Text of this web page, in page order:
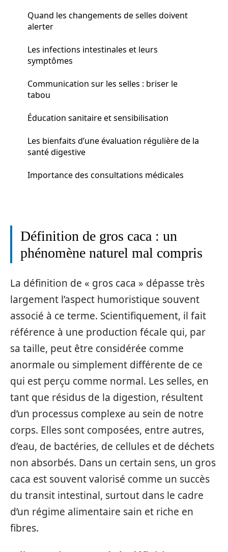
Quand les changements de selles doivent
alerter
Les infections intestinales et leurs
symptômes
Communication sur les selles : briser le
tabou
Éducation sanitaire et sensibilisation
Les bienfaits d’une évaluation régulière de la
santé digestive
Importance des consultations médicales
Définition de gros caca : un
phénomène naturel mal compris
La définition de « gros caca » dépasse très
largement l’aspect humoristique souvent
associé à ce terme. Scientifiquement, il fait
référence à une production fécale qui, par
sa taille, peut être considérée comme
anormale ou simplement différente de ce
qui est perçu comme normal. Les selles, en
tant que résidus de la digestion, résultent
d’un processus complexe au sein de notre
corps. Elles sont composées, entre autres,
d’eau, de bactéries, de cellules et de déchets
non absorbés. Dans un certain sens, un gros
caca est souvent valorisé comme un succès
du transit intestinal, surtout dans le cadre
d’un régime alimentaire sain et riche en
fibres.